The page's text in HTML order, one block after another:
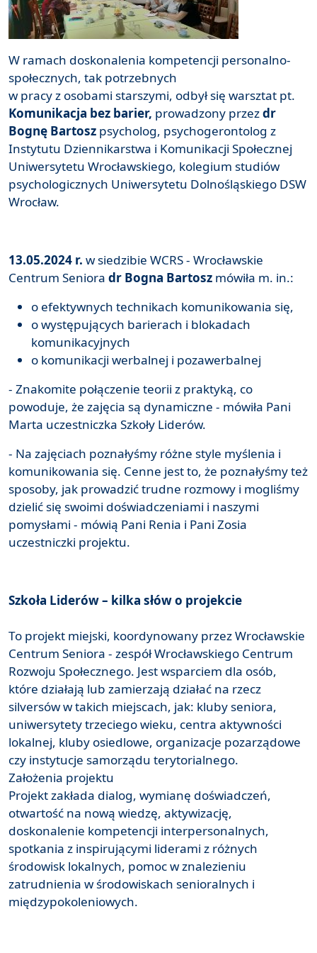
W ramach doskonalenia kompetencji personalno-
społecznych, tak potrzebnych
w pracy z osobami starszymi, odbył się warsztat pt.
Komunikacja bez barier, prowadzony przezdr
Bognę Bartosz psycholog, psychogerontolog z
Instytutu Dziennikarstwa i Komunikacji Społecznej
Uniwersytetu Wrocławskiego, kolegium studiów
psychologicznych Uniwersytetu Dolnośląskiego DSW
Wrocław.
13.05.2024 r. w siedzibie WCRS - Wrocławskie
Centrum Seniora dr Bogna Bartosz mówiła m. in.:
o efektywnych technikach komunikowania się,
o występujących barierach i blokadach
komunikacyjnych
o komunikacji werbalnej i pozawerbalnej
- Znakomite połączenie teorii z praktyką, co
powoduje, że zajęcia są dynamiczne - mówiła Pani
Marta uczestniczka Szkoły Liderów.
- Na zajęciach poznałyśmy różne style myślenia i
komunikowania się. Cenne jest to, że poznałyśmy też
sposoby, jak prowadzić trudne rozmowy i mogliśmy
dzielić się swoimi doświadczeniami i naszymi
pomysłami - mówią Pani Renia i Pani Zosia
uczestniczki projektu.
Szkoła Liderów – kilka słów o projekcie
To projekt miejski, koordynowany przez Wrocławskie
Centrum Seniora - zespół Wrocławskiego Centrum
Rozwoju Społecznego. Jest wsparciem dla osób,
które działają lub zamierzają działać na rzecz
silversów w takich miejscach, jak: kluby seniora,
uniwersytety trzeciego wieku, centra aktywności
lokalnej, kluby osiedlowe, organizacje pozarządowe
czy instytucje samorządu terytorialnego.
Założenia projektu
Projekt zakłada dialog, wymianę doświadczeń,
otwartość na nową wiedzę, aktywizację,
doskonalenie kompetencji interpersonalnych,
spotkania z inspirującymi liderami z różnych
środowisk lokalnych, pomoc w znalezieniu
zatrudnienia w środowiskach senioralnych i
międzypokoleniowych.